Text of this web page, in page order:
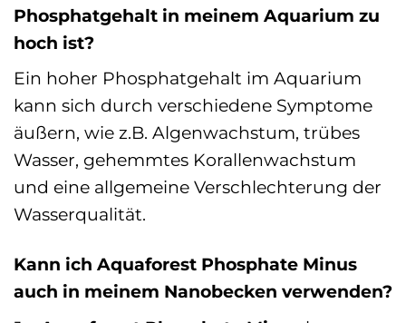
Phosphatgehalt in meinem Aquarium zu
hoch ist?
Ein hoher Phosphatgehalt im Aquarium
kann sich durch verschiedene Symptome
äußern, wie z.B. Algenwachstum, trübes
Wasser, gehemmtes Korallenwachstum
und eine allgemeine Verschlechterung der
Wasserqualität.
Kann ich Aquaforest Phosphate Minus
auch in meinem Nanobecken verwenden?